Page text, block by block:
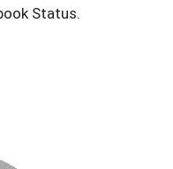
Status.